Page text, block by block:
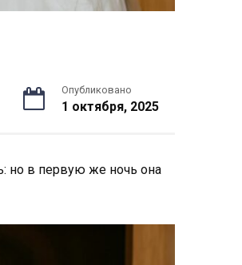
Опубликовано
1 октября, 2025
но в первую же ночь она